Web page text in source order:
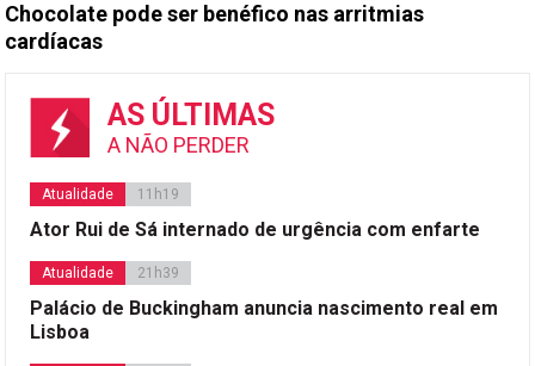
Chocolate pode ser benéfico nas arritmias
cardíacas
AS ÚLTIMAS
A NÃO PERDER
Atualidade 11h19
Ator Rui de Sá internado de urgência com enfarte
Atualidade 21h39
Palácio de Buckingham anuncia nascimento real em
Lisboa